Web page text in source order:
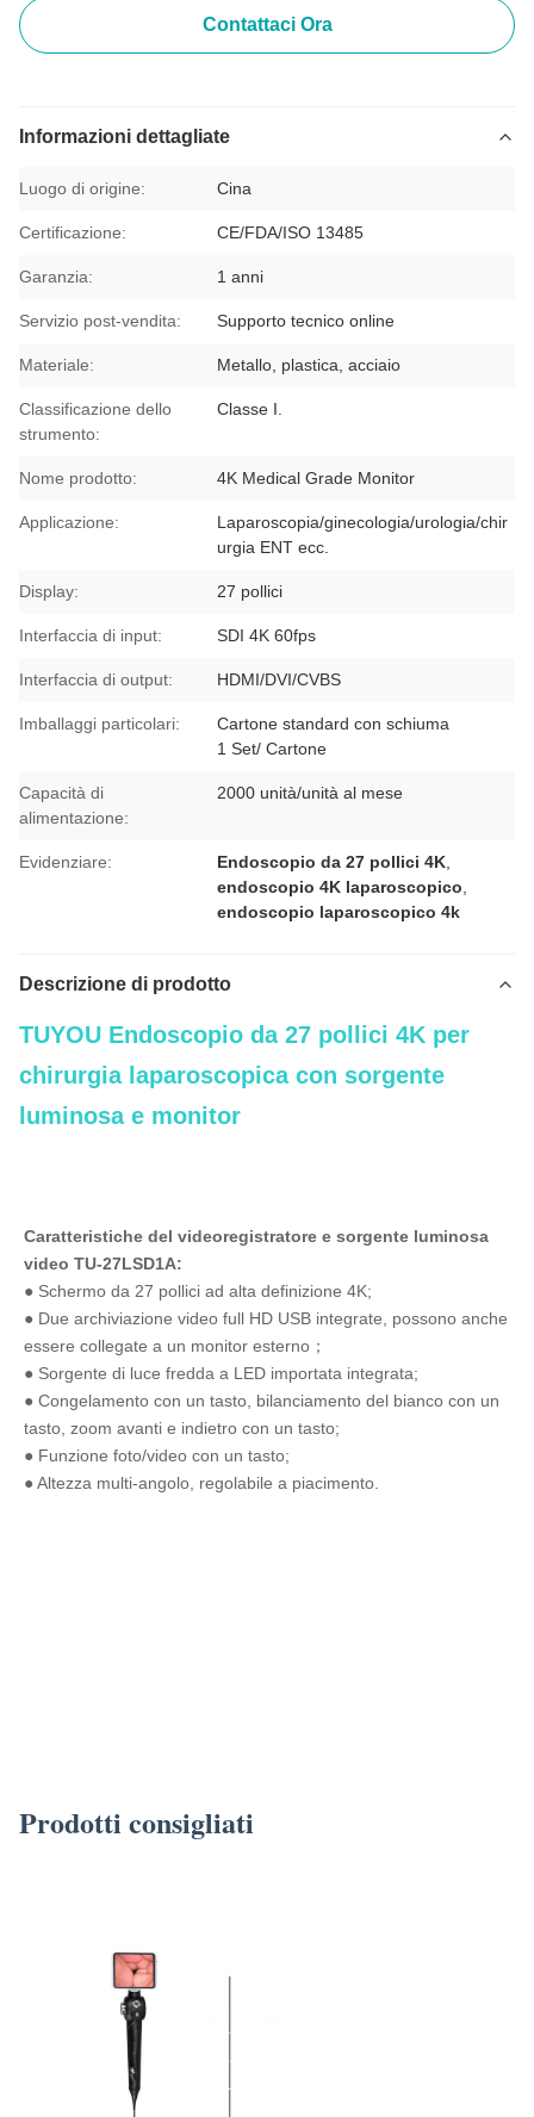
Contattaci Ora
Informazioni dettagliate
Luogo di origine: Cina
Certificazione: CE/FDA/ISO 13485
Garanzia: 1 anni
Servizio post-vendita: Supporto tecnico online
Materiale: Metallo, plastica, acciaio
Classificazione dello
strumento:
Classe I.
Nome prodotto: 4K Medical Grade Monitor
Applicazione:
Laparoscopia/ginecologia/urologia/chir
urgia ENT ecc.
Display: 27 pollici
Interfaccia di input: SDI 4K 60fps
Interfaccia di output: HDMI/DVI/CVBS
Imballaggi particolari:
Cartone standard con schiuma
1 Set/ Cartone
Capacità di
alimentazione:
2000 unità/unità al mese
Evidenziare: Endoscopio da 27 pollici 4K
endoscopio 4K laparoscopico
endoscopio laparoscopico 4k
Descrizione di prodotto
TUYOU Endoscopio da 27 pollici 4K per
chirurgia laparoscopica con sorgente
luminosa e monitor
Caratteristiche del videoregistratore e sorgente luminosa
video TU-27LSD1A:
● Schermo da 27 pollici ad alta definizione 4K;
● Due archiviazione video full HD USB integrate, possono anche
essere collegate a un monitor esterno；
● Sorgente di luce fredda a LED importata integrata;
● Congelamento con un tasto, bilanciamento del bianco con un
tasto, zoom avanti e indietro con un tasto;
● Funzione foto/video con un tasto;
● Altezza multi-angolo, regolabile a piacimento.
Prodotti consigliati